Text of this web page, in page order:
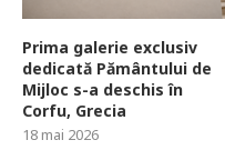
Prima galerie exclusiv
dedicată Pământului de
Mijloc s-a deschis în
Corfu, Grecia
18 mai 2026